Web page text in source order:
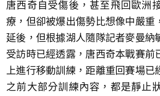
唐西奇自受傷後，甚至飛回歐洲
療，但卻被爆出傷勢比想像中嚴重
延後，但根據湖人隨隊記者麥曼納
受訪時已經透露，唐西奇本戰賽前
上進行移動訓練，距離重回賽場已
之前大部分訓練內容，都是靜止